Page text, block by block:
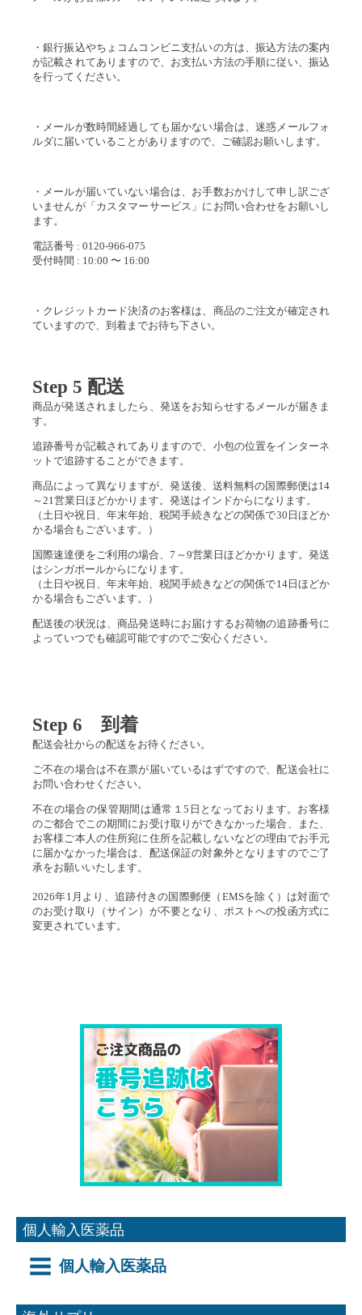
・銀行振込やちょコムコンビニ支払いの方は、振込方法の案内
が記載されてありますので、お支払い方法の手順に従い、振込
を行ってください。
・メールが数時間経過しても届かない場合は、迷惑メールフォ
ルダに届いていることがありますので、ご確認お願いします。
・メールが届いていない場合は、お手数おかけして申し訳ござ
いませんが「カスタマーサービス」にお問い合わせをお願いし
ます。
電話番号 : 0120-966-075
受付時間 : 10:00 〜 16:00
・クレジットカード決済のお客様は、商品のご注文が確定され
ていますので、到着までお待ち下さい。
Step 5 配送
商品が発送されましたら、発送をお知らせするメールが届きま
す。
追跡番号が記載されてありますので、小包の位置をインターネ
ットで追跡することができます。
商品によって異なりますが、発送後、送料無料の国際郵便は14
～21営業日ほどかかります。発送はインドからになります。
（土日や祝日、年末年始、税関手続きなどの関係で30日ほどか
かる場合もございます。）
国際速達便をご利用の場合、7～9営業日ほどかかります。発送
はシンガポールからになります。
（土日や祝日、年末年始、税関手続きなどの関係で14日ほどか
かる場合もございます。）
配送後の状況は、商品発送時にお届けするお荷物の追跡番号に
よっていつでも確認可能ですのでご安心ください。
Step 6 到着
配送会社からの配送をお待ください。
ご不在の場合は不在票が届いているはずですので、配送会社に
お問い合わせください。
不在の場合の保管期間は通常１5日となっております。お客様
のご都合でこの期間にお受け取りができなかった場合、また、
お客様ご本人の住所宛に住所を記載しないなどの理由でお手元
に届かなかった場合は、配送保証の対象外となりますのでご了
承をお願いいたします。
2026年1月より、追跡付きの国際郵便（EMSを除く）は対面で
のお受け取り（サイン）が不要となり、ポストへの投函方式に
変更されています。
個人輸入医薬品
個人輸入医薬品